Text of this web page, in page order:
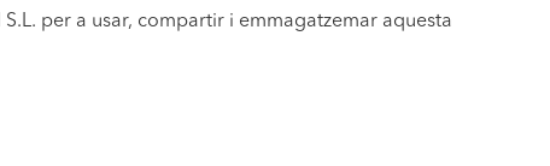
per a usar, compartir i emmagatzemar aquesta